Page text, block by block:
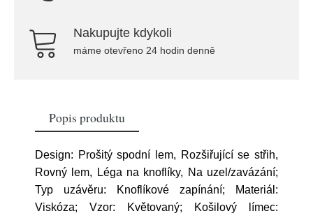
Nakupujte kdykoli
máme otevřeno 24 hodin denně
Popis produktu
Design: Prošitý spodní lem, Rozšiřující se střih,
Rovný lem, Léga na knoflíky, Na uzel/zavázání;
Typ uzávěru: Knoflíkové zapínání; Materiál:
Viskóza; Vzor: Květovaný; Košilový límec: